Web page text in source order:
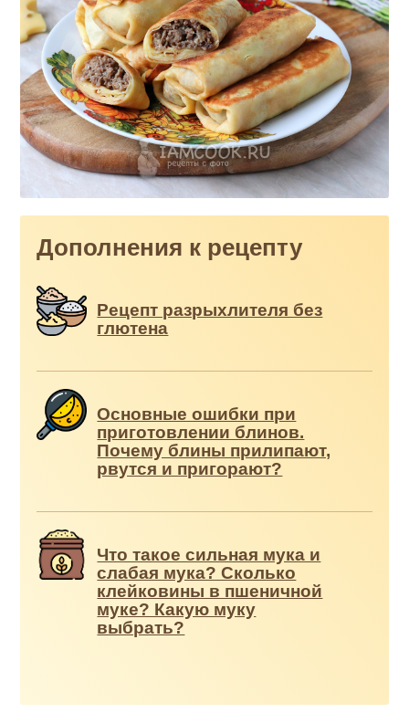
Дополнения к рецепту
Рецепт разрыхлителя без
глютена
Основные ошибки при
приготовлении блинов.
Почему блины прилипают,
рвутся и пригорают?
Что такое сильная мука и
слабая мука? Сколько
клейковины в пшеничной
муке? Какую муку
выбрать?